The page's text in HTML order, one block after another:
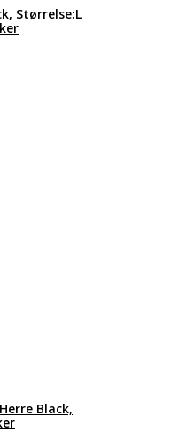
Størrelse:L
Black,